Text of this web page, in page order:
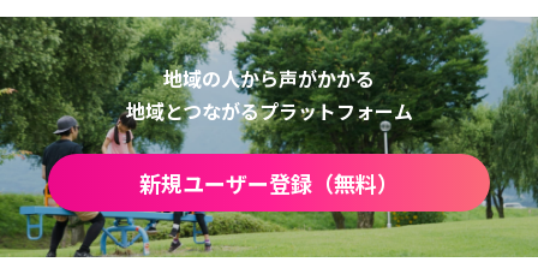
地域の人から声がかかる
地域とつながるプラットフォーム
新規ユーザー登録（無料）